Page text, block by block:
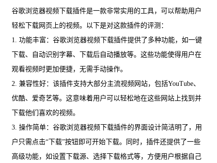
谷歌浏览器视频下载插件是一款非常实用的工具，可以帮助用户
轻松下载网页上的视频。以下是对这款插件的评测：
1. 功能丰富：谷歌浏览器视频下载插件提供了多种功能，如一键
下载、自动识别字幕、下载后自动播放等。这些功能使得用户在
观看视频时更加便捷，无需手动操作。
2. 兼容性好：该插件支持大部分主流视频网站，包括YouTube、
优酷、爱奇艺等。这意味着用户可以轻松地在这些网站上找到并
下载他们喜欢的视频。
3. 操作简单：谷歌浏览器视频下载插件的界面设计简洁明了，用
户只需点击“下载”按钮即可开始下载。同时，插件还提供了一些
高级功能，如设置下载源、选择下载格式等，方便用户根据自己